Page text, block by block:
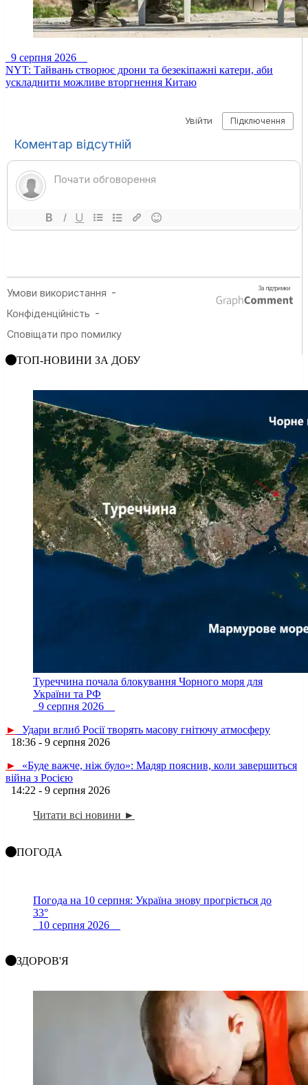
9 серпня 2026
NYT: Тайвань створює дрони та безекіпажні катери, аби
ускладнити можливе вторгнення Китаю
ТОП-НОВИНИ ЗА ДОБУ
Туреччина почала блокування Чорного моря для
України та РФ
9 серпня 2026
►
Удари вглиб Росії творять масову гнітючу атмосферу
18:36 - 9 серпня 2026
►
«Буде важче, ніж було»: Мадяр пояснив, коли завершиться
війна з Росією
14:22 - 9 серпня 2026
Читати всі новини ►
ПОГОДА
Погода на 10 серпня: Україна знову прогріється до
33°
10 серпня 2026
ЗДОРОВ'Я